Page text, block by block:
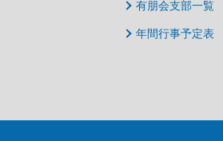
有朋会支部一覧
年間行事予定表